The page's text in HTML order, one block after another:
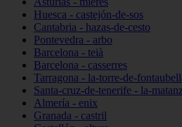
Huesca - castejón-de-sos
Cantabria - hazas-de-cesto
Pontevedra - arbo
Barcelona - teià
Barcelona - casserres
Tarragona - la-torre-de-
Santa-cruz-de-tenerife - la-
Almería - enix
Granada - castril